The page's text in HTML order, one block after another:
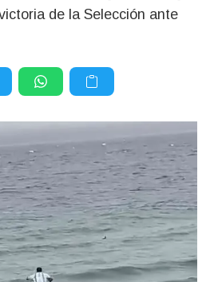
de la Selección ante